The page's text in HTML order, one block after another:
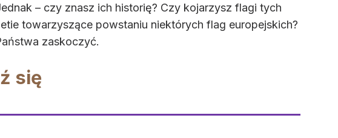
– czy znasz ich historię? Czy kojarzysz flagi tych
towarzyszące powstaniu niektórych flag europejskich?
zaskoczyć.
się